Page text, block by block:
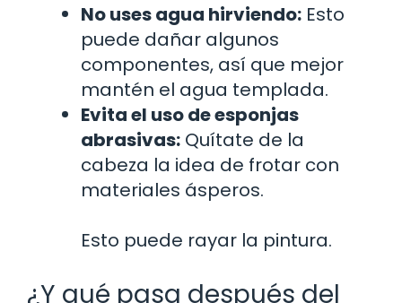
No uses agua hirviendo: Esto
puede dañar algunos
componentes, así que mejor
mantén el agua templada.
Evita el uso de esponjas
abrasivas: Quítate de la
cabeza la idea de frotar con
materiales ásperos.
Esto puede rayar la pintura.
¿Y qué pasa después del